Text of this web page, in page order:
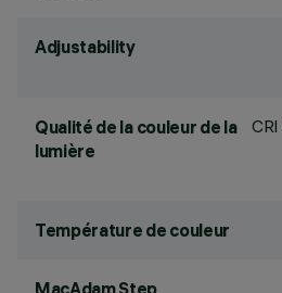
Adjustability
Qualité de la couleur de la
lumière
CRI
Température de couleur
MacAdam Step